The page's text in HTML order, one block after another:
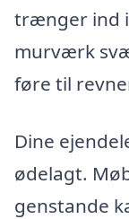
trænger ind
murværk
føre til
Dine
ødelagt.
genstande